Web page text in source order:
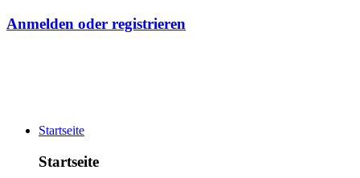
Anmelden oder registrieren
Startseite
Startseite